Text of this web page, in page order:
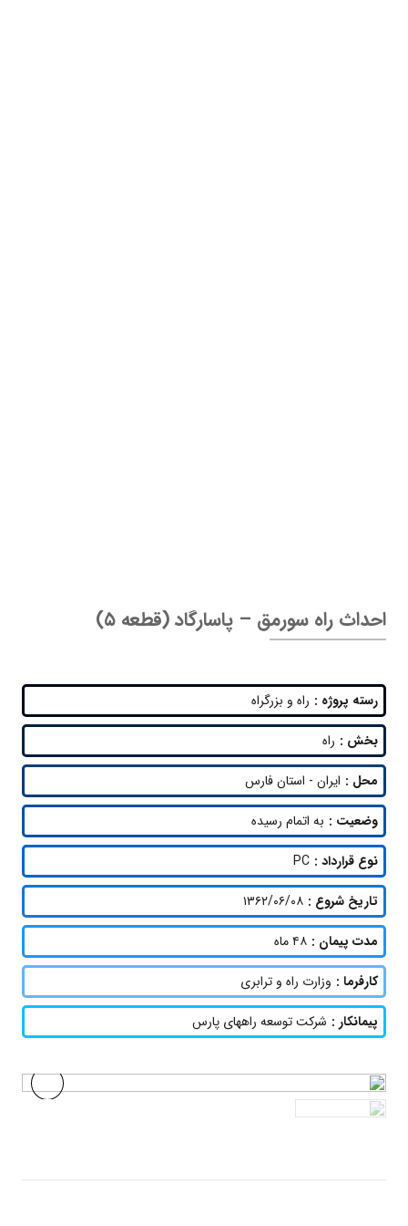
احداث راه سورمق – پاسارگاد (قطعه ۵)
رسته پروژه : راه و بزرگراه
بخش : راه
محل : ایران - استان فارس
وضعیت : به اتمام رسیده
نوع قرارداد : PC
تاریخ شروع : ۱۳۶۲/۰۶/۰۸
مدت پیمان : ۴۸ ماه
کارفرما : وزارت راه و ترابری
پیمانکار : شرکت توسعه راههای پارس